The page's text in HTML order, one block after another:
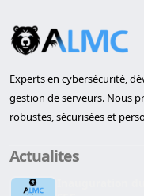
Experts en cybersécurité,
gestion de serveurs. Nous
robustes, sécurisées et
Actualites